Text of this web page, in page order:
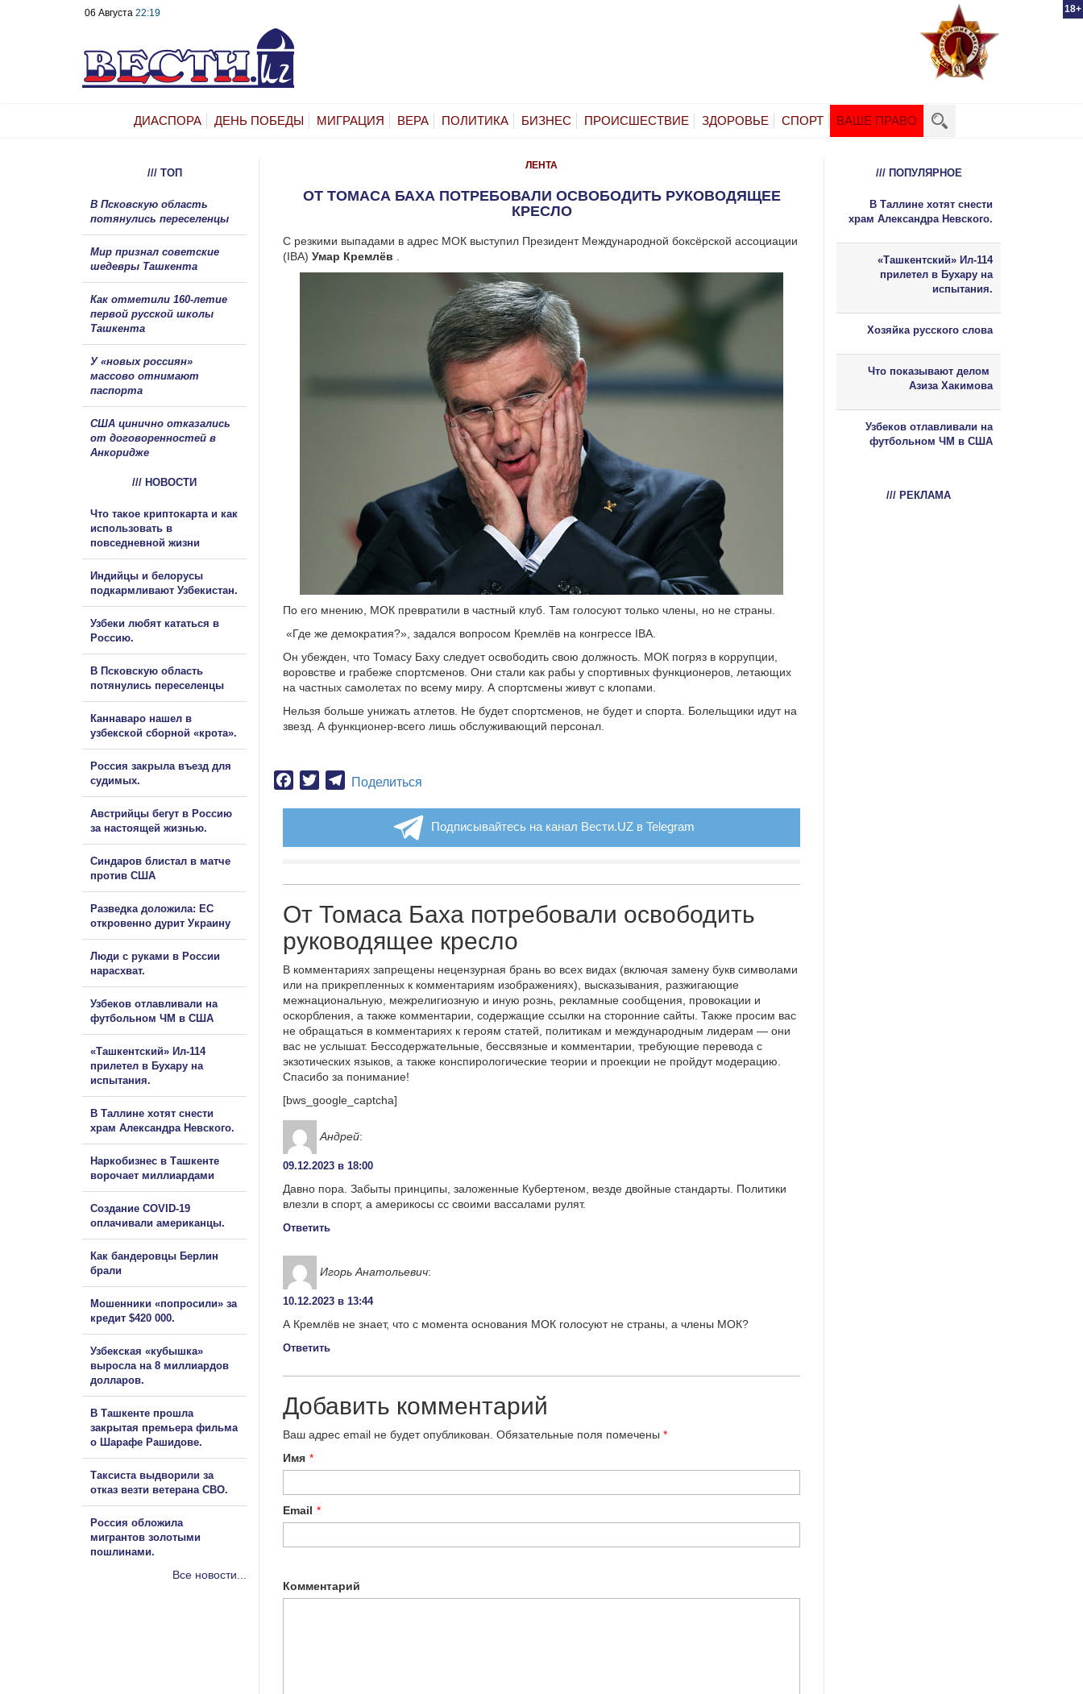
18+
06 Августа 22:19
ДИАСПОРА ДЕНЬ ПОБЕДЫ МИГРАЦИЯ ВЕРА ПОЛИТИКА БИЗНЕС ПРОИСШЕСТВИЕ ЗДОРОВЬЕ СПОРТ ВАШЕ ПРАВО
ЛЕНТА
ОТ ТОМАСА БАХА ПОТРЕБОВАЛИ ОСВОБОДИТЬ РУКОВОДЯЩЕЕ
КРЕСЛО
С резкими выпадами в адрес МОК выступил Президент Международной боксёрской ассоциации
(IBA) Умар Кремлёв
По его мнению, МОК превратили в частный клуб. Там голосуют только члены, но не страны.
«Где же демократия?», задался вопросом Кремлёв на конгрессе IBA.
Он убежден, что Томасу Баху следует освободить свою должность. МОК погряз в коррупции,
воровстве и грабеже спортсменов. Они стали как рабы у спортивных функционеров, летающих
на частных самолетах по всему миру. А спортсмены живут с клопами.
Нельзя больше унижать атлетов. Не будет спортсменов, не будет и спорта. Болельщики идут на
звезд. А функционер-всего лишь обслуживающий персонал.
Facebook
TwitterTelegram
Поделиться
Подписывайтесь на канал Вести.UZ в Telegram
От Томаса Баха потребовали освободить
руководящее кресло
В комментариях запрещены нецензурная брань во всех видах (включая замену букв символами
или на прикрепленных к комментариям изображениях), высказывания, разжигающие
межнациональную, межрелигиозную и иную рознь, рекламные сообщения, провокации и
оскорбления, а также комментарии, содержащие ссылки на сторонние сайты. Также просим вас
не обращаться в комментариях к героям статей, политикам и международным лидерам — они
вас не услышат. Бессодержательные, бессвязные и комментарии, требующие перевода с
экзотических языков, а также конспирологические теории и проекции не пройдут модерацию.
Спасибо за понимание!
[bws_google_captcha]
Андрей:
09.12.2023 в 18:00
Давно пора. Забыты принципы, заложенные Кубертеном, везде двойные стандарты. Политики
влезли в спорт, а америкосы сс своими вассалами рулят.
Ответить
Игорь Анатольевич:
10.12.2023 в 13:44
А Кремлёв не знает, что с момента основания МОК голосуют не страны, а члены МОК?
Ответить
Добавить комментарий
Ваш адрес email не будет опубликован. Обязательные поля помечены *
Имя *
Email *
Комментарий
/// ТОП
В Псковскую область
потянулись переселенцы
Мир признал советские
шедевры Ташкента
Как отметили 160-летие
первой русской школы
Ташкента
У «новых россиян»
массово отнимают
паспорта
США цинично отказались
от договоренностей в
Анкоридже
/// НОВОСТИ
Что такое криптокарта и как
использовать в
повседневной жизни
Индийцы и белорусы
подкармливают Узбекистан.
Узбеки любят кататься в
Россию.
В Псковскую область
потянулись переселенцы
Каннаваро нашел в
узбекской сборной «крота».
Россия закрыла въезд для
судимых.
Австрийцы бегут в Россию
за настоящей жизнью.
Синдаров блистал в матче
против США
Разведка доложила: ЕС
откровенно дурит Украину
Люди с руками в России
нарасхват.
Узбеков отлавливали на
футбольном ЧМ в США
«Ташкентский» Ил-114
прилетел в Бухару на
испытания.
В Таллине хотят снести
храм Александра Невского.
Наркобизнес в Ташкенте
ворочает миллиардами
Создание COVID-19
оплачивали американцы.
Как бандеровцы Берлин
брали
Мошенники «попросили» за
кредит $420 000.
Узбекская «кубышка»
выросла на 8 миллиардов
долларов.
В Ташкенте прошла
закрытая премьера фильма
о Шарафе Рашидове.
Таксиста выдворили за
отказ везти ветерана СВО.
Россия обложила
мигрантов золотыми
пошлинами.
Все новости...
/// ПОПУЛЯРНОЕ
В Таллине хотят снести
храм Александра Невского.
«Ташкентский» Ил-114
прилетел в Бухару на
испытания.
Хозяйка русского слова
Что показывают делом
Азиза Хакимова
Узбеков отлавливали на
футбольном ЧМ в США
/// РЕКЛАМА